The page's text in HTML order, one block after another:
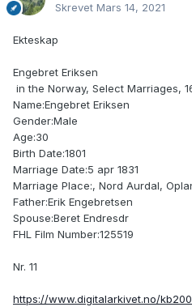
Skrevet Mars 14, 2021
Ekteskap
Engebret Eriksen
in the Norway, Select Marriages,
Name:Engebret Eriksen
Gender:Male
Age:30
Birth Date:1801
Marriage Date:5 apr 1831
Marriage Place:, Nord Aurdal,
Father:Erik Engebretsen
Spouse:Beret Endresdr
FHL Film Number:125519
Nr. 11
https://www.digitalarkivet.no/